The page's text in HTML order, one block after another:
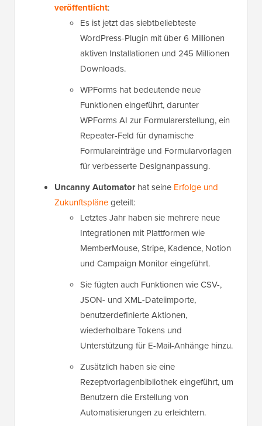
veröffentlicht:
Es ist jetzt das siebtbeliebteste
WordPress-Plugin mit über 6 Millionen
aktiven Installationen und 245 Millionen
Downloads.
WPForms hat bedeutende neue
Funktionen eingeführt, darunter
WPForms AI zur Formularerstellung, ein
Repeater-Feld für dynamische
Formulareinträge und Formularvorlagen
für verbesserte Designanpassung.
Uncanny Automatorhat seine Erfolge und
Zukunftsplänegeteilt:
Letztes Jahr haben sie mehrere neue
Integrationen mit Plattformen wie
MemberMouse, Stripe, Kadence, Notion
und Campaign Monitor eingeführt.
Sie fügten auch Funktionen wie CSV-,
JSON- und XML-Dateiimporte,
benutzerdefinierte Aktionen,
wiederholbare Tokens und
Unterstützung für E-Mail-Anhänge hinzu.
Zusätzlich haben sie eine
Rezeptvorlagenbibliothek eingeführt, um
Benutzern die Erstellung von
Automatisierungen zu erleichtern.